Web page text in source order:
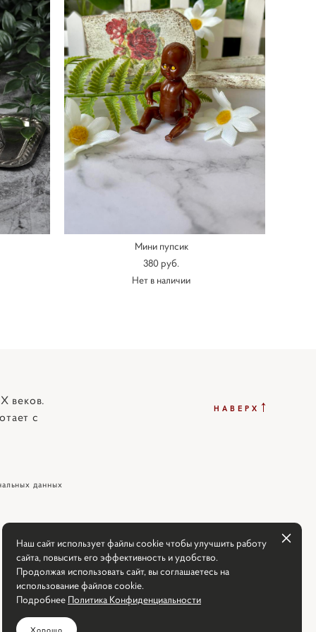
Мини пупсик
380 pуб.
Нет в наличии
веков.
с
НАВЕРХ ↑
данных
Наш сайт использует файлы cookie чтобы улучшить работу
сайта, повысить его эффективность и удобство.
Продолжая использовать сайт, вы соглашаетесь на
использование файлов cookie.
Подробнее Политика Конфиденциальности
Хорошо